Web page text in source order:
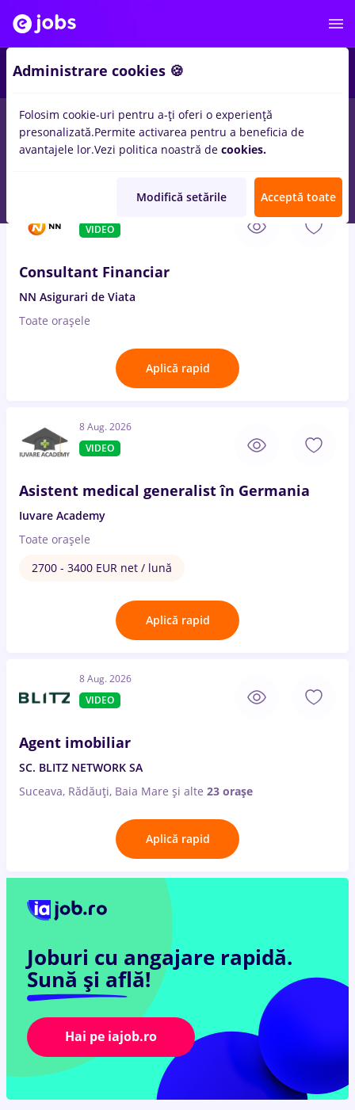
Salarii Full time Part time Fără experiență
VIDEO
Consultant Financiar
NN Asigurari de Viata
Toate oraşele
Aplică rapid
8 Aug. 2026
VIDEO
Asistent medical generalist în Germania
Iuvare Academy
Toate oraşele
2700 - 3400 EUR net / lună
Aplică rapid
8 Aug. 2026
VIDEO
Agent imobiliar
SC. BLITZ NETWORK SA
Suceava, Rădăuți, Baia Mare și alte 23 orașe
Aplică rapid
Joburi cu angajare rapidă.
Sună și află!
Hai pe iajob.ro
Administrare cookies 🍪
Folosim cookie-uri pentru a-ți oferi o experiență
presonalizată.Permite activarea pentru a beneficia de
avantajele lor.Vezi politica noastră de cookies.
Modifică setările Acceptă toate